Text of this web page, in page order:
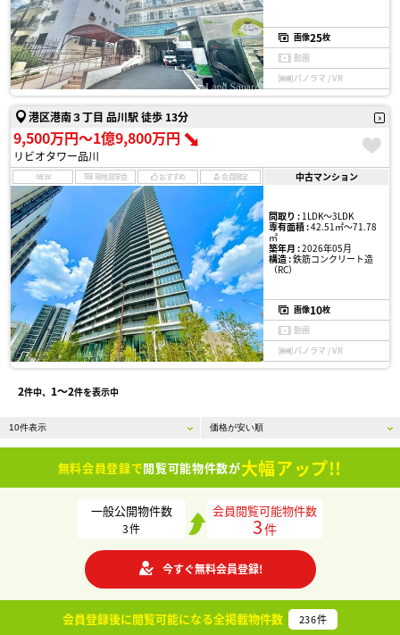
画像25枚
動画
パノラマ / VR
港区港南３丁目 品川駅 徒歩 13分
9,500万円〜1億9,800万円
リビオタワー品川
NEW 現地見学会 おすすめ 会員限定 中古マンション
間取り :1LDK〜3LDK
専有面積 :42.51㎡〜71.78
㎡
築年月 :2026年05月
構造 :鉄筋コンクリート造
（RC）
画像10枚
動画
パノラマ / VR
2件中、 1〜2件を表示中
無料会員登録で閲覧可能物件数が大幅アップ!!
一般公開物件数
3件
会員閲覧可能物件数
3件
今すぐ無料会員登録!
会員登録後に閲覧可能になる全掲載物件数 236件